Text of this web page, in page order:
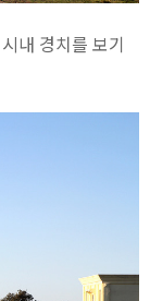
내 경치를 보기